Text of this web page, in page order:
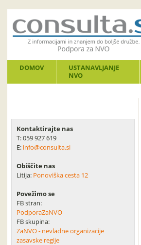
DOMOV
USTANAVLJANJE
NVO
Kontaktirajte nas
T: 059 927 619
E: info@consulta.si
Obiščite nas
Litija: Ponoviška cesta 12
Povežimo se
FB stran:
PodporaZaNVO
FB skupina:
ZaNVO - nevladne organizacije
zasavske regije